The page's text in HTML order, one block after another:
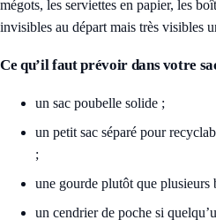
mégots, les serviettes en papier, les
invisibles au départ mais très visibles
Ce qu’il faut prévoir dans votre
un sac poubelle solide ;
un petit sac séparé pour
;
une gourde plutôt que plusieurs
un cendrier de poche si